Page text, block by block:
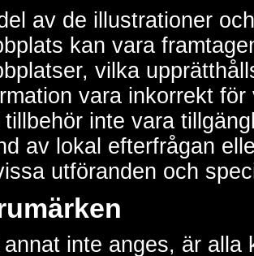
av de illustrationer
kan vara
vilka
vara inkorrekt
tillbehör inte vara
av lokal efterfrågan
utföranden och
annat inte anges, är